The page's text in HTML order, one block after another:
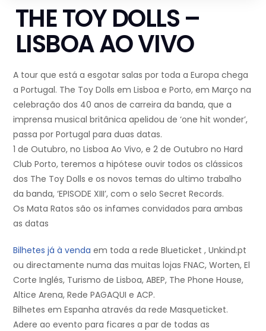
THE TOY DOLLS –
LISBOA AO VIVO
A tour que está a esgotar salas por toda a Europa chega
a Portugal. The Toy Dolls em Lisboa e Porto, em Março na
celebração dos 40 anos de carreira da banda, que a
imprensa musical britânica apelidou de ‘one hit wonder’,
passa por Portugal para duas datas.
1 de Outubro, no Lisboa Ao Vivo, e 2 de Outubro no Hard
Club Porto, teremos a hipótese ouvir todos os clássicos
dos The Toy Dolls e os novos temas do ultimo trabalho
da banda, ‘EPISODE XIII’, com o selo Secret Records.
Os Mata Ratos são os infames convidados para ambas
as datas
Bilhetes já à venda em toda a rede Blueticket , Unkind.pt
ou directamente numa das muitas lojas FNAC, Worten, El
Corte Inglés, Turismo de Lisboa, ABEP, The Phone House,
Altice Arena, Rede PAGAQUI e ACP.
Bilhetes em Espanha através da rede Masqueticket.
Adere ao evento para ficares a par de todas as